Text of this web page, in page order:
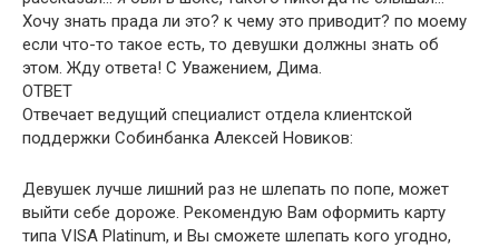
Хочу знать прада ли это? к чему это приводит? по моему
если что-то такое есть, то девушки должны знать об
этом. Жду ответа! С Уважением, Дима.
ОТВЕТ
Отвечает ведущий специалист отдела клиентской
поддержки Собинбанка Алексей Новиков:
Девушек лучше лишний раз не шлепать по попе, может
выйти себе дороже. Рекомендую Вам оформить карту
типа VISA Platinum, и Вы сможете шлепать кого угодно,